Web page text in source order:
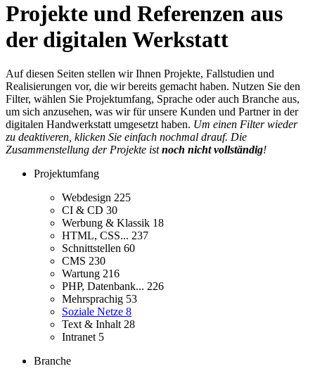
Projekte und Referenzen aus
der digitalen Werkstatt
Auf diesen Seiten stellen wir Ihnen Projekte, Fallstudien und
Realisierungen vor, die wir bereits gemacht haben. Nutzen Sie den
Filter, wählen Sie Projektumfang, Sprache oder auch Branche aus,
um sich anzusehen, was wir für unsere Kunden und Partner in der
digitalen Handwerkstatt umgesetzt haben. Um einen Filter wieder
zu deaktiveren, klicken Sie einfach nochmal drauf. Die
Zusammenstellung der Projekte istnoch nicht vollständig!
Projektumfang
Webdesign 225
CI & CD 30
Werbung & Klassik 18
HTML, CSS... 237
Schnittstellen 60
CMS 230
Wartung 216
PHP, Datenbank... 226
Mehrsprachig 53
Soziale Netze 8
Text & Inhalt 28
Intranet 5
Branche